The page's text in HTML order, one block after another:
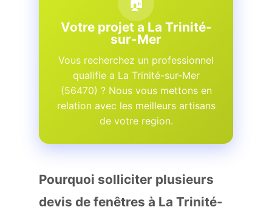
Votre projet a La Trinité-
sur-Mer
Vous recherchez un professionnel
qualifie a La Trinité-sur-Mer
(56470) ? Nous vous mettons en
relation avec les meilleurs artisans
de votre region.
Pourquoi solliciter plusieurs
devis de fenêtres à La Trinité-